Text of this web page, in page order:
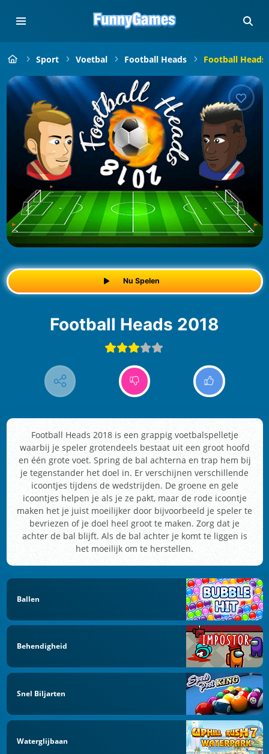
Sport Voetbal Football Heads Football Heads
Nu Spelen
Football Heads 2018
Football Heads 2018 is een grappig voetbalspelletje
waarbij je speler grotendeels bestaat uit een groot hoofd
en één grote voet. Spring de bal achterna en trap hem bij
je tegenstander het doel in. Er verschijnen verschillende
icoontjes tijdens de wedstrijden. De groene en gele
icoontjes helpen je als je ze pakt, maar de rode icoontje
maken het je juist moeilijker door bijvoorbeeld je speler te
bevriezen of je doel heel groot te maken. Zorg dat je
achter de bal blijft. Als de bal achter je komt te liggen is
het moeilijk om te herstellen.
Ballen
Behendigheid
Snel Biljarten
Waterglijbaan